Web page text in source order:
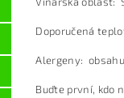
Doporučená
Alergeny:
Buďte první, kdo